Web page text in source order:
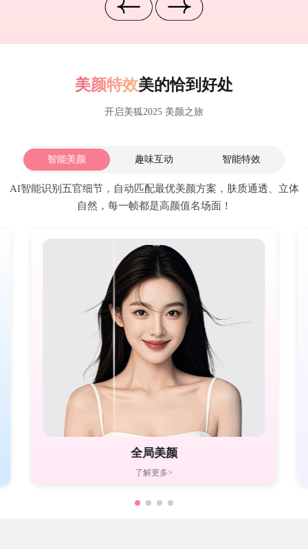
美颜特效美的恰到好处
开启美狐2025 美颜之旅
智能美颜 趣味互动 智能特效
AI智能识别五官细节，自动匹配最优美颜方案，肤质通透、立体
自然，每一帧都是高颜值名场面！
全局美颜
了解更多>